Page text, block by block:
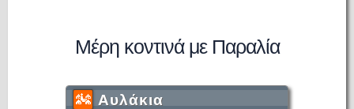
Μέρη κοντινά με Παραλία
Αυλάκια